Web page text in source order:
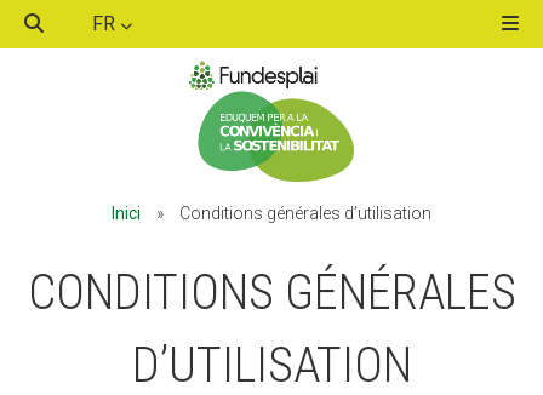
FR
Inici » Conditions générales d’utilisation
CONDITIONS GÉNÉRALES
D’UTILISATION
ACTIVITATS D'ESTIU
ALBERG CENTRE ESPLAI